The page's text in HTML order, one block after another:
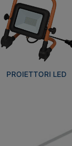
PROIETTORI LED